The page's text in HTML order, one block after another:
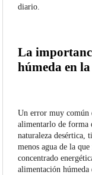
diario.
La
húmeda en
Un error muy común
alimentarlo de forma
naturaleza desértica,
menos agua de la
concentrado
alimentación húmeda